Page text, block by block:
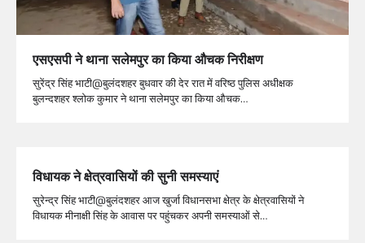
एसएसपी ने थाना सलेमपुर का किया औचक निरीक्षण
सुरेंद्र सिंह भाटी@बुलंदशहर बुधवार की देर रात में वरिष्ठ पुलिस अधीक्षक
बुलन्दशहर श्लोक कुमार ने थाना सलेमपुर का किया औचक…
विधायक ने क्षेत्रवासियों की सुनी समस्याएं
सुरेन्द्र सिंह भाटी@बुलंदशहर आज खुर्जा विधानसभा क्षेत्र के क्षेत्रवासियों ने
विधायक मीनाक्षी सिंह के आवास पर पहुंचकर अपनी समस्याओं से…